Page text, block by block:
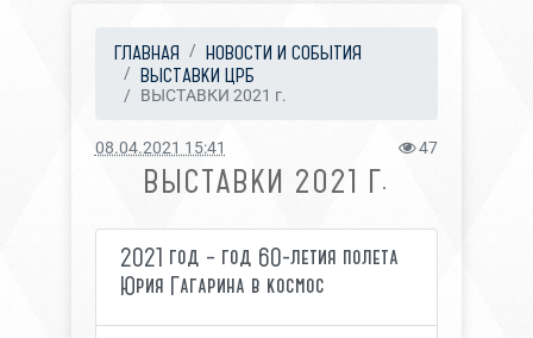
ГЛАВНАЯ
НОВОСТИ И СОБЫТИЯ
ВЫСТАВКИ ЦРБ
ВЫСТАВКИ 2021 г.
08.04.2021 15:41 47
ВЫСТАВКИ 2021 Г.
2021 год – год 60-летия полета
Юрия Гагарина в космос